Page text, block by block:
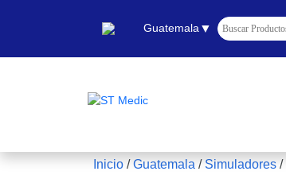
Guatemala ▼
Inicio /Guatemala / Simuladores /